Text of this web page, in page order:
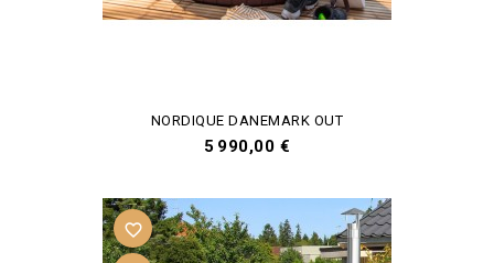
NORDIQUE DANEMARK OUT
Prix
5 990,00 €
favorite_border